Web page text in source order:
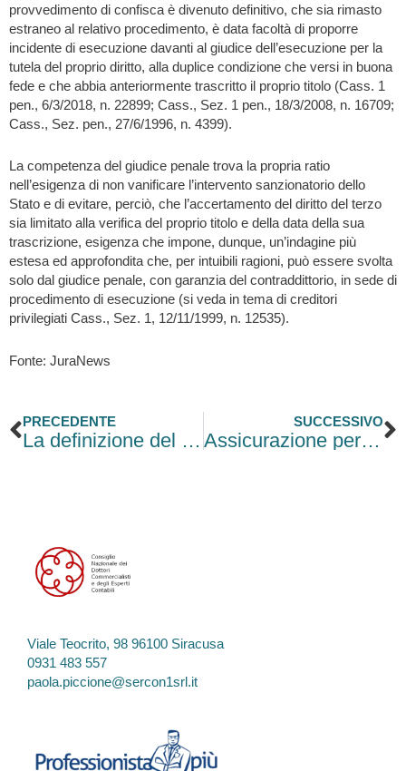
provvedimento di confisca è divenuto definitivo, che sia rimasto
estraneo al relativo procedimento, è data facoltà di proporre
incidente di esecuzione davanti al giudice dell’esecuzione per la
tutela del proprio diritto, alla duplice condizione che versi in buona
fede e che abbia anteriormente trascritto il proprio titolo (Cass. 1
pen., 6/3/2018, n. 22899; Cass., Sez. 1 pen., 18/3/2008, n. 16709;
Cass., Sez. pen., 27/6/1996, n. 4399).
La competenza del giudice penale trova la propria ratio
nell’esigenza di non vanificare l’intervento sanzionatorio dello
Stato e di evitare, perciò, che l’accertamento del diritto del terzo
sia limitato alla verifica del proprio titolo e della data della sua
trascrizione, esigenza che impone, dunque, un’indagine più
estesa ed approfondita che, per intuibili ragioni, può essere svolta
solo dal giudice penale, con garanzia del contraddittorio, in sede di
procedimento di esecuzione (si veda in tema di creditori
privilegiati Cass., Sez. 1, 12/11/1999, n. 12535).
Fonte: JuraNews
Precedente
PRECEDENTE
La definizione del “mercato rilevante”
SUCCESSIVO
Assicurazione per conto di chi spetta
Viale Teocrito, 98 96100 Siracusa
0931 483 557
paola.piccione@sercon1srl.it